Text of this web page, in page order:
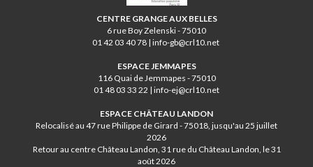
CENTRE GRANGE AUX BELLES
6 rue Boy Zelenski - 75010
01 42 03 40 78 | info-gb@crl10.net
ESPACE JEMMAPES
116 Quai de Jemmapes - 75010
01 48 03 33 22 | info-ej@crl10.net
ESPACE CHÂTEAU LANDON
Relocalisé au 47 rue Philippe de Girard - 75018, jusqu'au 25 juillet
2026
Retour au centre Château Landon, 31 rue du Château Landon, le 31
août 2026